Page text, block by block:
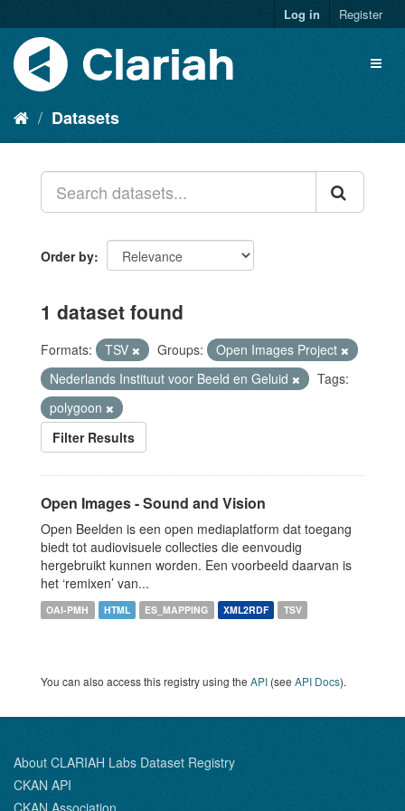
Log in Register
Datasets
Order by
1 dataset found
Formats: TSV Groups:
Open Images Project
Nederlands Instituut voor Beeld en Geluid
Tags:
polygoon
Filter Results
Open Images - Sound and Vision
Open Beelden is een open mediaplatform dat toegang
biedt tot audiovisuele collecties die eenvoudig
hergebruikt kunnen worden. Een voorbeeld daarvan is
het ‘remixen’ van...
OAI-PMH HTML ES_MAPPING XML2RDF TSV
You can also access this registry using the API (see API Docs).
About CLARIAH Labs Dataset Registry
CKAN API
CKAN Association